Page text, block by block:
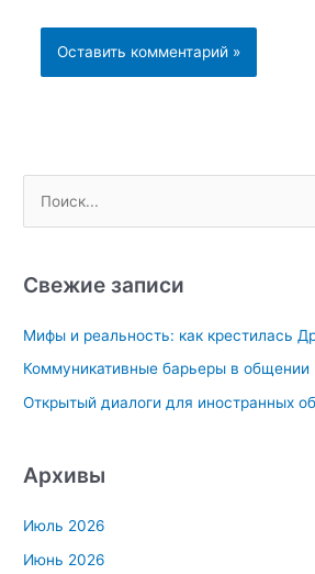
с
:
Свежие записи
Мифы и реальность: как крестилась
Коммуникативные барьеры в общении
Открытый диалоги для иностранных
Архивы
Июль 2026
Июнь 2026